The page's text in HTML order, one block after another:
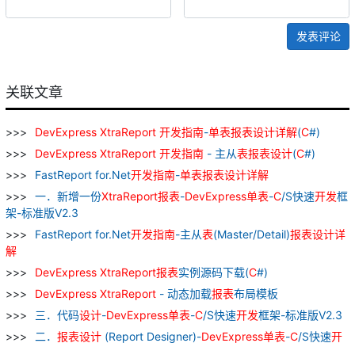
发表评论
关联文章
DevExpress XtraReport 开发指南-单表报表设计详解(C#)
DevExpress XtraReport 开发指南 - 主从表报表设计(C#)
FastReport for.Net开发指南-单表报表设计详解
一．新增一份XtraReport报表-DevExpress单表-C/S快速开发框
架-标准版V2.3
FastReport for.Net开发指南-主从表(Master/Detail)报表设计详
解
DevExpress XtraReport报表实例源码下载(C#)
DevExpress XtraReport - 动态加载报表布局模板
三．代码设计-DevExpress单表-C/S快速开发框架-标准版V2.3
二． 报表设计 (Report Designer)-DevExpress单表-C/S快速开